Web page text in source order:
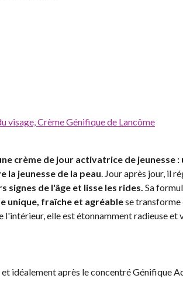
visage,Crème Génifique de Lancôme
crème de jour activatrice de jeunesse
la jeunesse de la peau. Jour après jour, il
signes de l'âge et lisse les rides. Sa
unique, fraîche et agréablese transforme
l'intérieur, elle est étonnamment radieuse et
idéalement après le concentré Génifique